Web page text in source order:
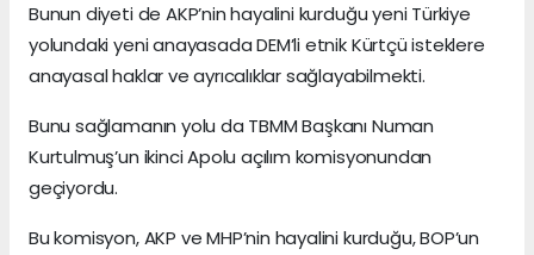
Bunun diyeti de AKP’nin hayalini kurduğu yeni Türkiye
yolundaki yeni anayasada DEM’li etnik Kürtçü isteklere
anayasal haklar ve ayrıcalıklar sağlayabilmekti.
Bunu sağlamanın yolu da TBMM Başkanı Numan
Kurtulmuş’un ikinci Apolu açılım komisyonundan
geçiyordu.
Bu komisyon, AKP ve MHP’nin hayalini kurduğu, BOP’un